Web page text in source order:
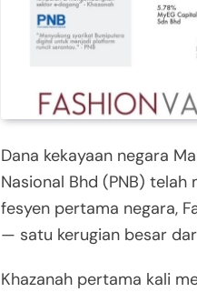
Dana kekayaan negara
Nasional Bhd (PNB)
fesyen pertama negara,
— satu kerugian besar
Khazanah pertama kali